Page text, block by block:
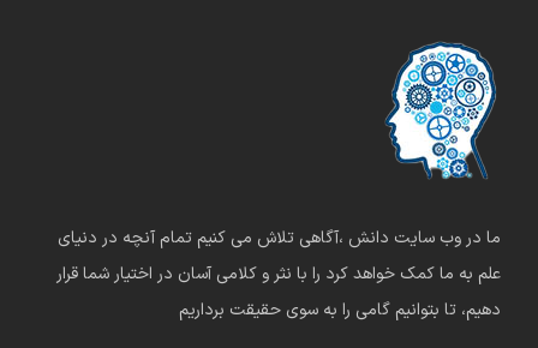
ما در وب سایت دانش ،آگاهی تلاش می کنیم تمام آنچه در دنیای
علم به ما کمک خواهد کرد را با نثر و کلامی آسان در اختیار شما قرار
دهیم، تا بتوانیم گامی را به سوی حقیقت برداریم